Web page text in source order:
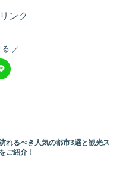
ンク
る
れるべき人気の都市3選と観光ス
ご紹介！